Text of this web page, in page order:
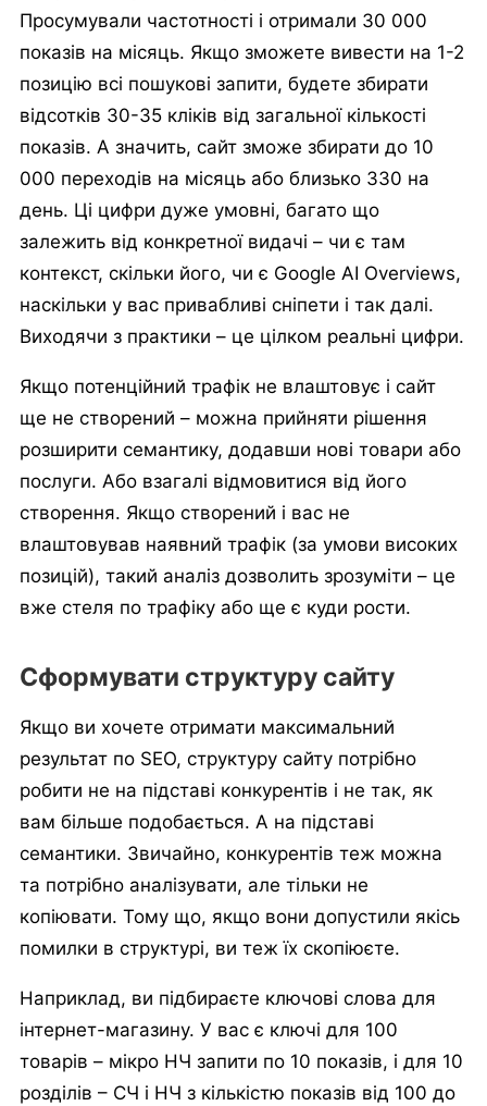
Просумували частотності і отримали 30 000
показів на місяць. Якщо зможете вивести на 1-2
позицію всі пошукові запити, будете збирати
відсотків 30-35 кліків від загальної кількості
показів. А значить, сайт зможе збирати до 10
000 переходів на місяць або близько 330 на
день. Ці цифри дуже умовні, багато що
залежить від конкретної видачі – чи є там
контекст, скільки його, чи є Google AI Overviews,
наскільки у вас привабливі сніпети і так далі.
Виходячи з практики – це цілком реальні цифри.
Якщо потенційний трафік не влаштовує і сайт
ще не створений – можна прийняти рішення
розширити семантику, додавши нові товари або
послуги. Або взагалі відмовитися від його
створення. Якщо створений і вас не
влаштовував наявний трафік (за умови високих
позицій), такий аналіз дозволить зрозуміти – це
вже стеля по трафіку або ще є куди рости.
Сформувати структуру сайту
Якщо ви хочете отримати максимальний
результат по SEO, структуру сайту потрібно
робити не на підставі конкурентів і не так, як
вам більше подобається. А на підставі
семантики. Звичайно, конкурентів теж можна
та потрібно аналізувати, але тільки не
копіювати. Тому що, якщо вони допустили якісь
помилки в структурі, ви теж їх скопіюєте.
Наприклад, ви підбираєте ключові слова для
інтернет-магазину. У вас є ключі для 100
товарів – мікро НЧ запити по 10 показів, і для 10
розділів – СЧ і НЧ з кількістю показів від 100 до